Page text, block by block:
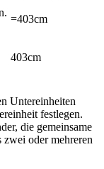
=403cm
403cm
Untereinheiten
festlegen.
die gemeinsame
oder mehreren